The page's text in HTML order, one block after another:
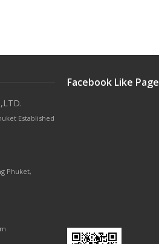
Established
Phuket,
Facebook Like Page